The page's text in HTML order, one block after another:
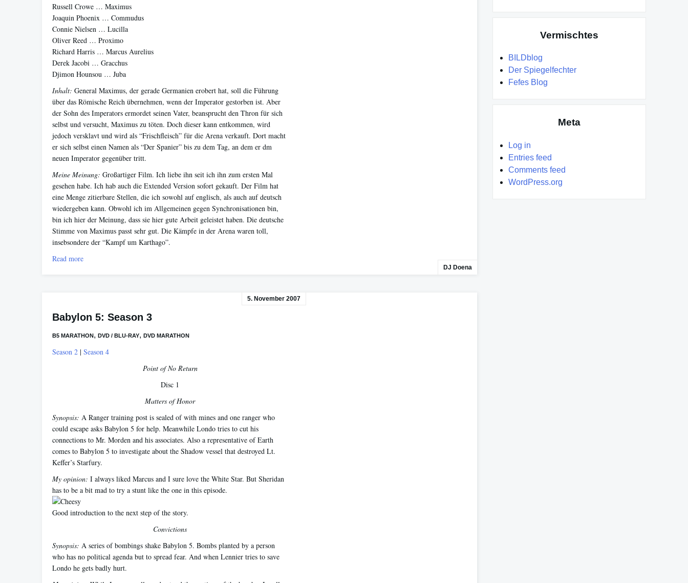
Russell Crowe … Maximus
Joaquin Phoenix … Commudus
Connie Nielsen … Lucilla
Oliver Reed … Proximo
Richard Harris … Marcus Aurelius
Derek Jacobi … Gracchus
Djimon Hounsou … Juba
Inhalt: General Maximus, der gerade Germanien erobert hat, soll die Führung
über das Römische Reich übernehmen, wenn der Imperator gestorben ist. Aber
der Sohn des Imperators ermordet seinen Vater, beansprucht den Thron für sich
selbst und versucht, Maximus zu töten. Doch dieser kann entkommen, wird
jedoch versklavt und wird als “Frischfleisch” für die Arena verkauft. Dort macht
er sich selbst einen Namen als “Der Spanier” bis zu dem Tag, an dem er dm
neuen Imperator gegenüber tritt.
Meine Meinung: Großartiger Film. Ich liebe ihn seit ich ihn zum ersten Mal
gesehen habe. Ich hab auch die Extended Version sofort gekauft. Der Film hat
eine Menge zitierbare Stellen, die ich sowohl auf englisch, als auch auf deutsch
wiedergeben kann. Obwohl ich im Allgemeinen gegen Synchronisationen bin,
bin ich hier der Meinung, dass sie hier gute Arbeit geleistet haben. Die deutsche
Stimme von Maximus passt sehr gut. Die Kämpfe in der Arena waren toll,
insebsondere der “Kampf um Karthago”.
Read more
DJ Doena
5. November 2007
Babylon 5: Season 3
B5 MARATHON, DVD / BLU-RAY, DVD MARATHON
Season 2 | Season 4
Point of No Return
Disc 1
Matters of Honor
Synopsis: A Ranger training post is sealed of with mines and one ranger who
could escape asks Babylon 5 for help. Meanwhile Londo tries to cut his
connections to Mr. Morden and his associates. Also a representative of Earth
comes to Babylon 5 to investigate about the Shadow vessel that destroyed Lt.
Keffer’s Starfury.
My opinion: I always liked Marcus and I sure love the White Star. But Sheridan
has to be a bit mad to try a stunt like the one in this episode.
Good introduction to the next step of the story.
Convictions
Synopsis: A series of bombings shake Babylon 5. Bombs planted by a person
who has no political agenda but to spread fear. And when Lennier tries to save
Londo he gets badly hurt.
Vermischtes
BILDblog
Der Spiegelfechter
Fefes Blog
Meta
Log in
Entries feed
Comments feed
WordPress.org